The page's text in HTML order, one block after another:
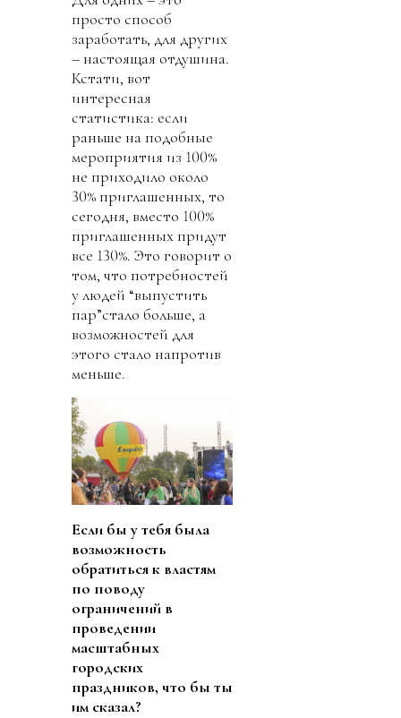
просто способ
заработать, для других
– настоящая отдушина.
Кстати, вот
интересная
статистика: если
раньше на подобные
мероприятия из 100%
не приходило около
30% приглашенных, то
сегодня, вместо 100%
приглашенных придут
все 130%. Это говорит о
том, что потребностей
у людей “выпустить
пар”стало больше, а
возможностей для
этого стало напротив
меньше.
Если бы у тебя была
возможность
обратиться к властям
по поводу
ограничений в
проведении
масштабных
городских
праздников, что бы ты
им сказал?